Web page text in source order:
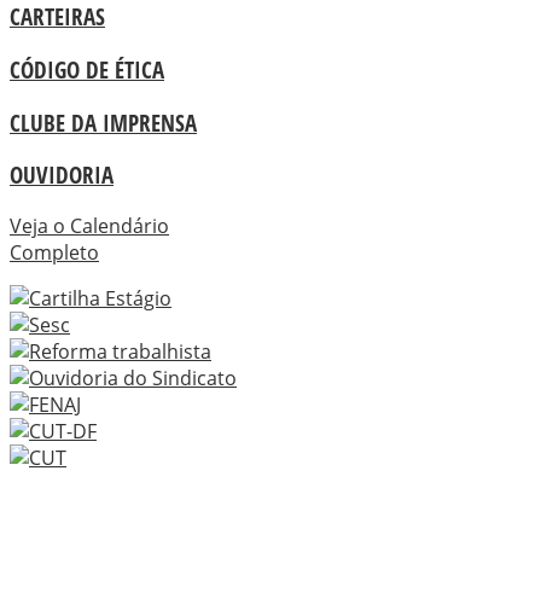
CARTEIRAS
CÓDIGO DE ÉTICA
CLUBE DA IMPRENSA
OUVIDORIA
Veja o Calendário
Completo